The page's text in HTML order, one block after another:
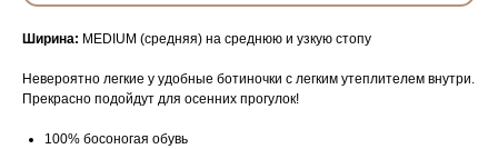
Ширина: MEDIUM (средняя) на среднюю и узкую стопу
Невероятно легкие у удобные ботиночки с легким утеплителем внутри.
Прекрасно подойдут для осенних прогулок!
100% босоногая обувь